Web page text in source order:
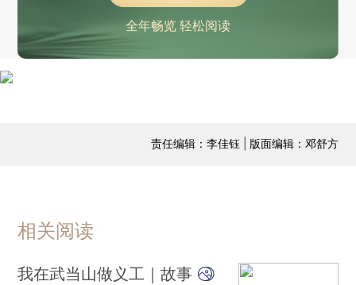
全年畅览 轻松阅读
责任编辑：李佳钰 | 版面编辑：邓舒方
相关阅读
我在武当山做义工｜故事